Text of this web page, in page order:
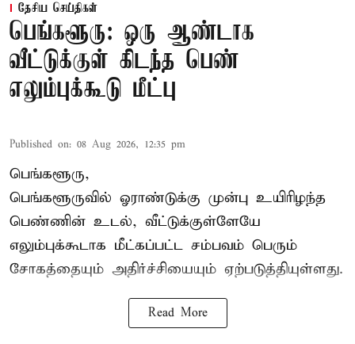
தேசிய செய்திகள்
பெங்களூரு: ஒரு ஆண்டாக
வீட்டுக்குள் கிடந்த பெண்
எலும்புக்கூடு மீட்பு
Published on: 08 Aug 2026, 12:35 pm
பெங்களூரு,
பெங்களூருவில் ஓராண்டுக்கு முன்பு உயிரிழந்த
பெண்ணின் உடல், வீட்டுக்குள்ளேயே
எலும்புக்கூடாக மீட்கப்பட்ட சம்பவம் பெரும்
சோகத்தையும் அதிர்ச்சியையும் ஏற்படுத்தியுள்ளது.
Read More